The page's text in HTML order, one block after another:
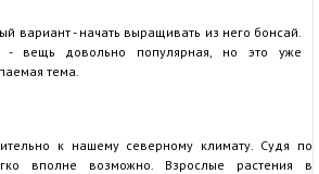
вариант - начать выращивать из него бонсай.
- вещь довольно популярная, но это уже
тема.
к нашему северному климату. Судя по
вполне возможно. Взрослые растения в